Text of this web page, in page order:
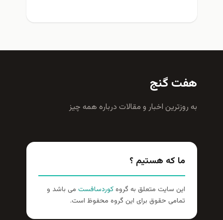
هفت گنج
به روزترين اخبار و مقالات درباره همه چيز
ما که هستیم ؟
این سایت متعلق به گروهکوردسافست می باشد و
تمامی حقوق برای این گروه محفوظ است.